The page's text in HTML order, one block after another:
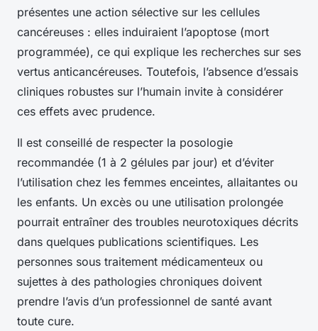
présentes une action sélective sur les cellules
cancéreuses : elles induiraient l’apoptose (mort
programmée), ce qui explique les recherches sur ses
vertus anticancéreuses. Toutefois, l’absence d’essais
cliniques robustes sur l’humain invite à considérer
ces effets avec prudence.
Il est conseillé de respecter la posologie
recommandée (1 à 2 gélules par jour) et d’éviter
l’utilisation chez les femmes enceintes, allaitantes ou
les enfants. Un excès ou une utilisation prolongée
pourrait entraîner des troubles neurotoxiques décrits
dans quelques publications scientifiques. Les
personnes sous traitement médicamenteux ou
sujettes à des pathologies chroniques doivent
prendre l’avis d’un professionnel de santé avant
toute cure.